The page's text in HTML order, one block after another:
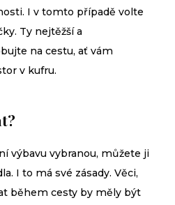
I v tomto případě volte
Ty nejtěžší a
na cestu, ať vám
v kufru.
výbavu vybranou, můžete ji
I to má své zásady. Věci,
během cesty by měly být